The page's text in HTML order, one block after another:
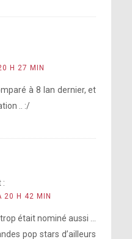
H 27 MIN
à 8 lan dernier, et
.. :/
:
20 H 42 MIN
était nominé aussi …
pop stars d’ailleurs